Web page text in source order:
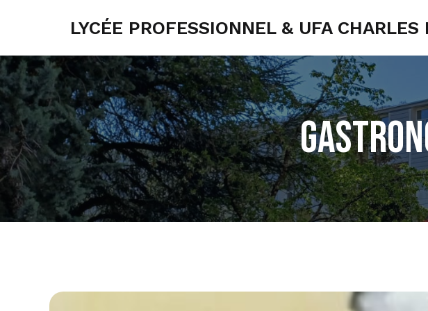
LYCÉE PROFESSIONNEL & UFA